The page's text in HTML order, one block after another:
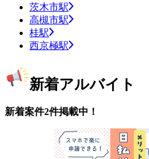
茨木市駅
高槻市駅
桂駅
西京極駅
新着アルバイト
新着案件2件掲載中！